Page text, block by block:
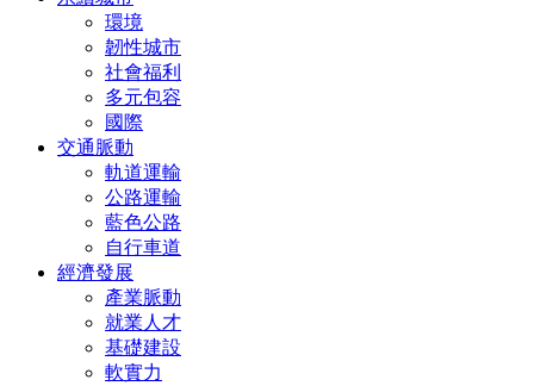
環境
韌性城市
社會福利
多元包容
國際
交通脈動
軌道運輸
公路運輸
藍色公路
自行車道
經濟發展
產業脈動
就業人才
基礎建設
軟實力